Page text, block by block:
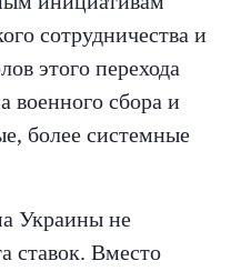
сотрудничества и
этого перехода
военного сбора и
более системные
Украины не
ставок. Вместо